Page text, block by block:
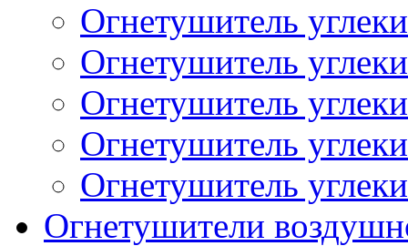
Огнетушитель
Огнетушитель
Огнетушитель
Огнетушитель
Огнетушитель
Огнетушители